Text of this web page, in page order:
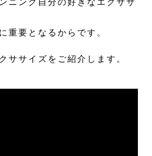
重要となるからです。
ササイズをご紹介します。